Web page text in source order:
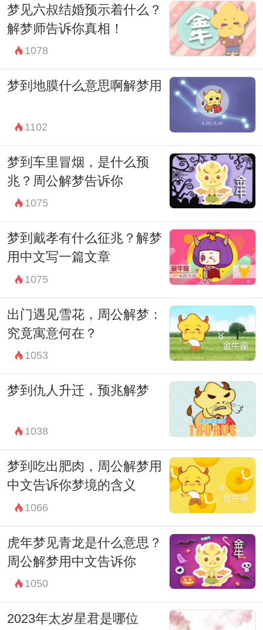
解梦境所蕴含的讯息，以及梦中所表达的情
感和渴望。或许在清醒的生活中，我们可以
更加勇敢地面对生活，追求梦想，追寻内心
的自由和快乐。
梦见六叔结婚预示着什么？
解梦师告诉你真相！
1078
梦到地膜什么意思啊解梦用
1102
梦到车里冒烟，是什么预
兆？周公解梦告诉你
1075
梦到戴孝有什么征兆？解梦
用中文写一篇文章
1075
出门遇见雪花，周公解梦：
究竟寓意何在？
1053
梦到仇人升迁，预兆解梦
1038
梦到吃出肥肉，周公解梦用
中文告诉你梦境的含义
1066
虎年梦见青龙是什么意思？
周公解梦用中文告诉你
1050
2023年太岁星君是哪位